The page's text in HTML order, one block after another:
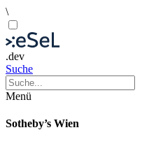
\
.dev
Suche
Menü
Sotheby’s Wien